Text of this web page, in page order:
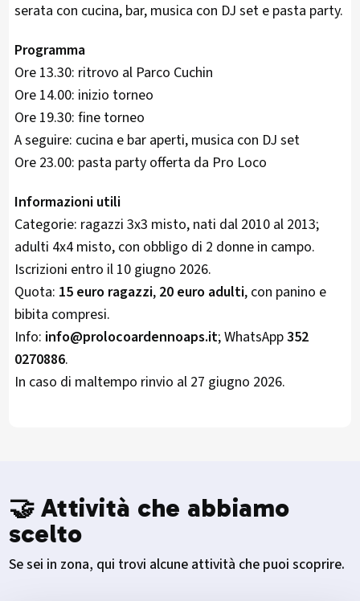
serata con cucina, bar, musica con DJ set e pasta party.
Programma
Ore 13.30: ritrovo al Parco Cuchin
Ore 14.00: inizio torneo
Ore 19.30: fine torneo
A seguire: cucina e bar aperti, musica con DJ set
Ore 23.00: pasta party offerta da Pro Loco
Informazioni utili
Categorie: ragazzi 3x3 misto, nati dal 2010 al 2013;
adulti 4x4 misto, con obbligo di 2 donne in campo.
Iscrizioni entro il 10 giugno 2026.
Quota: 15 euro ragazzi, 20 euro adulti, con panino e
bibita compresi.
Info: info@prolocoardennoaps.it; WhatsApp352
0270886.
In caso di maltempo rinvio al 27 giugno 2026.
🤝 Attività che abbiamo
scelto
Se sei in zona, qui trovi alcune attività che puoi scoprire.